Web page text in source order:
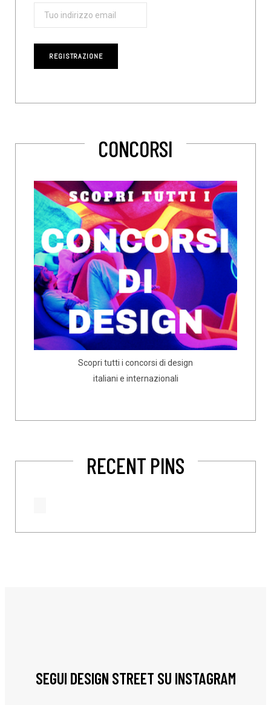
CONCORSI
Scopri tutti i concorsi di design
italiani e internazionali
RECENT PINS
SEGUI DESIGN STREET SU INSTAGRAM